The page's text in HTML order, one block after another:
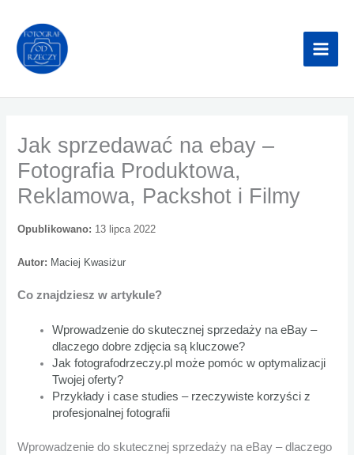
treści
Jak sprzedawać na ebay –
Fotografia Produktowa,
Reklamowa, Packshot i Filmy
Opublikowano: 13 lipca 2022
Autor: Maciej Kwasiżur
Co znajdziesz w artykule?
Wprowadzenie do skutecznej sprzedaży na eBay –
dlaczego dobre zdjęcia są kluczowe?
Jak fotografodrzeczy.pl może pomóc w optymalizacji
Twojej oferty?
Przykłady i case studies – rzeczywiste korzyści z
profesjonalnej fotografii
Wprowadzenie do skutecznej sprzedaży na eBay – dlaczego